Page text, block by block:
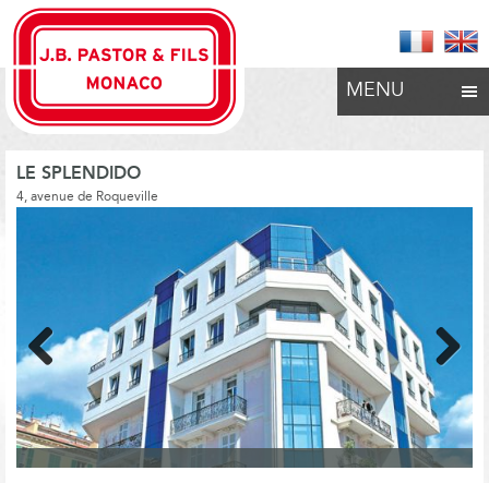
MENU
LE SPLENDIDO
4, avenue de Roqueville
Previous Next